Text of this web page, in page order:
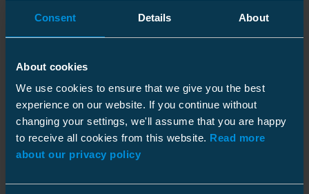
Consent Details About
About cookies
We use cookies to ensure that we give you the best
experience on our website. If you continue without
changing your settings, we'll assume that you are happy
to receive all cookies from this website. Read more
about our privacy policy
97%
naszych głównych dostawców zobowiązało się do
Dostawców